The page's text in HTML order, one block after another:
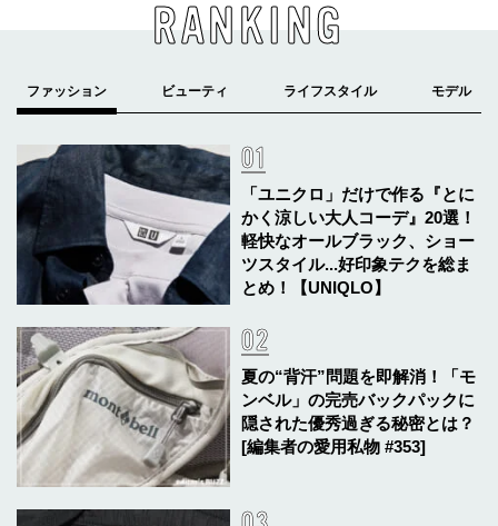
RANKING
「ユニクロ」だけで作る『とに
かく涼しい大人コーデ』20選！
軽快なオールブラック、ショー
ツスタイル...好印象テクを総ま
とめ！【UNIQLO】
夏の“背汗”問題を即解消！「モ
ンベル」の完売バックパックに
隠された優秀過ぎる秘密とは？
[編集者の愛用私物 #353]